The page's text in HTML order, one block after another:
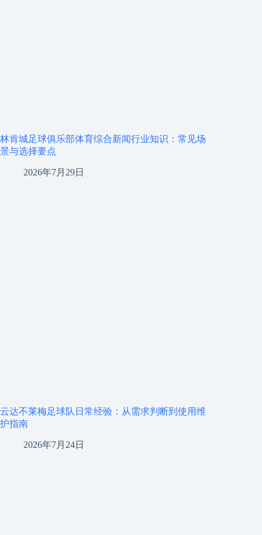
林肯城足球俱乐部体育综合新闻行业知识：常见场
景与选择要点
2026年7月29日
云达不莱梅足球队日常经验：从需求判断到使用维
护指南
2026年7月24日